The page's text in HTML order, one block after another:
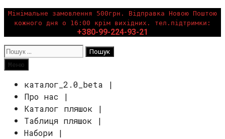
Перейти
вмісту
Мінімальне замовлення 500грн. Відправка Новою Поштою
кожного дня о 16:00 крім вихідних. тел.підтримки:
+380-99-224-93-21
Пошук:
Пошук
Меню
каталог_2.0_beta |
Про нас |
Каталог пляшок |
Таблиця пляшок |
Набори |